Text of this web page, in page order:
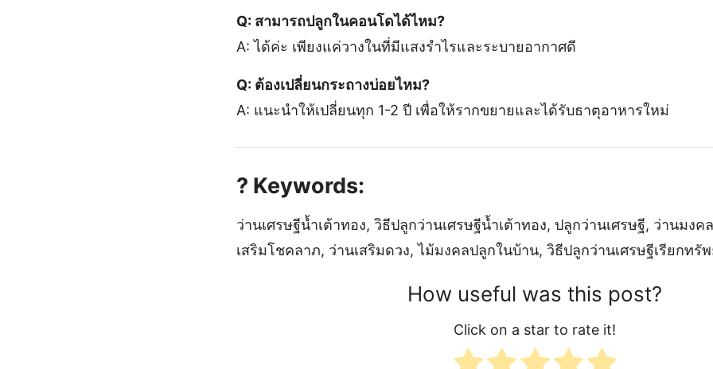
Q: สามารถปลูกในคอนโดได้ไหม?
A: ได้ค่ะ เพียงแค่วางในที่มีแสงรำไรและระบายอากาศดี
Q: ต้องเปลี่ยนกระถางบ่อยไหม?
A: แนะนำให้เปลี่ยนทุก 1-2 ปี เพื่อให้รากขยายและได้รับธาตุอาหารใหม่
? Keywords:
ว่านเศรษฐีน้ำเต้าทอง, วิธีปลูกว่านเศรษฐีน้ำเต้าทอง, ปลูกว่านเศรษฐี, ว่านมง
เสริมโชคลาภ, ว่านเสริมดวง, ไม้มงคลปลูกในบ้าน, วิธีปลูกว่านเศรษฐีเรียกทรั
How useful was this post?
Click on a star to rate it!